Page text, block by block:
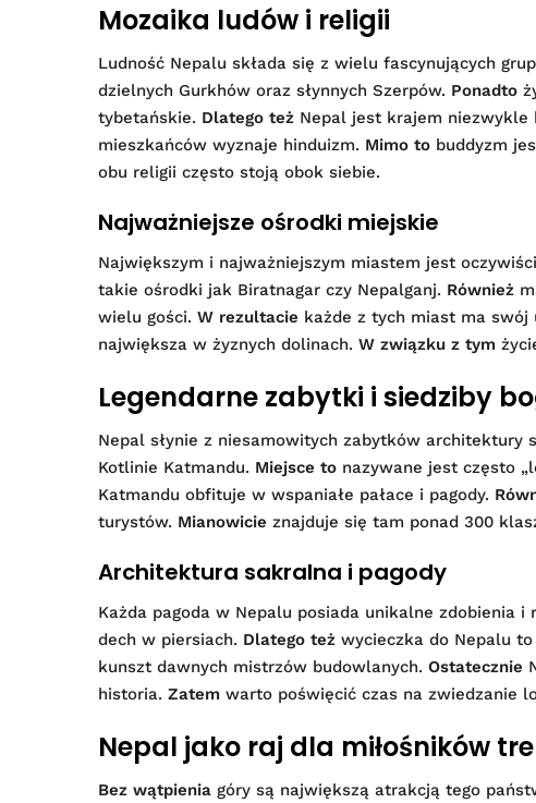
Mozaika ludów i religii
Ludność Nepalu składa się z wielu fascynujących
dzielnych Gurkhów oraz słynnych Szerpów. Ponadto
tybetańskie. Dlatego też Nepal jest krajem niezwykle
mieszkańców wyznaje hinduizm. Mimo to buddyzm
obu religii często stoją obok siebie.
Najważniejsze ośrodki miejskie
Największym i najważniejszym miastem jest
takie ośrodki jak Biratnagar czy Nepalganj. Również
wielu gości. W rezultacie każde z tych miast ma swój
największa w żyznych dolinach. W związku z tym
Legendarne zabytki i siedziby
Nepal słynie z niesamowitych zabytków architektury
Kotlinie Katmandu. Miejsce to nazywane jest często
Katmandu obfituje w wspaniałe pałace i pagody.
turystów. Mianowicie znajduje się tam ponad 300
Architektura sakralna i pagody
Każda pagoda w Nepalu posiada unikalne zdobienia i
dech w piersiach. Dlatego też wycieczka do Nepalu
kunszt dawnych mistrzów budowlanych. Ostatecznie
historia. Zatem warto poświęcić czas na zwiedzanie
Nepal jako raj dla miłośników
Bez wątpienia góry są największą atrakcją tego